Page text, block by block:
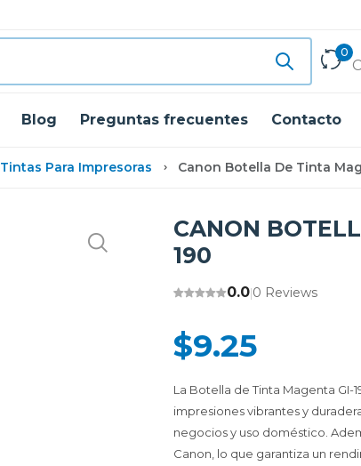
0
Blog Preguntas frecuentes Contacto
Tintas Para Impresoras Canon Botella De Tinta
CANON
190
0.0|0 Reviews
$9.25
La Botella de Tinta Magenta GI-
impresiones vibrantes y
negocios y uso doméstico.
Canon, lo que garantiza un